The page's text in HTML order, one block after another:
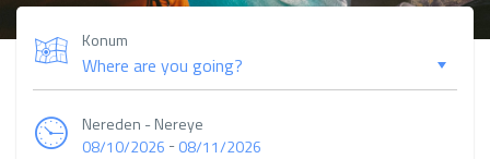
Konum
Nereden - Nereye
08/10/2026 -08/11/2026